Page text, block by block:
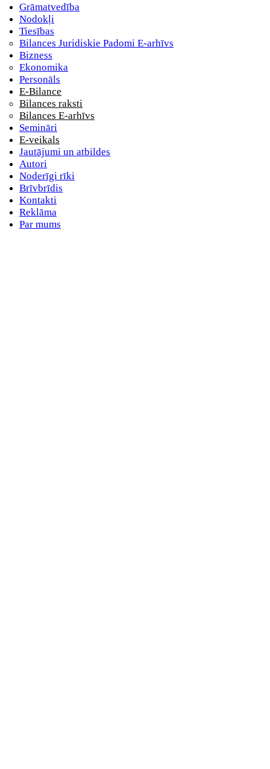
Grāmatvedība
Nodokļi
Tiesības
Bilances Juridiskie Padomi E-arhīvs
Bizness
Ekonomika
Personāls
E-Bilance
Bilances raksti
Bilances E-arhīvs
Semināri
E-veikals
Jautājumi un atbildes
Autori
Noderīgi rīki
Brīvbrīdis
Kontakti
Reklāma
Par mums